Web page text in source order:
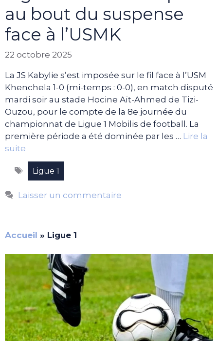
au bout du suspense
face à l’USMK
22 octobre 2025
La JS Kabylie s’est imposée sur le fil face à l’USM
Khenchela 1-0 (mi-temps : 0-0), en match disputé
mardi soir au stade Hocine Aït-Ahmed de Tizi-
Ouzou, pour le compte de la 8e journée du
championnat de Ligue 1 Mobilis de football. La
première période a été dominée par les … Lire la
suite
Étiquettes
Ligue 1
Laisser un commentaire
Accueil » Ligue 1